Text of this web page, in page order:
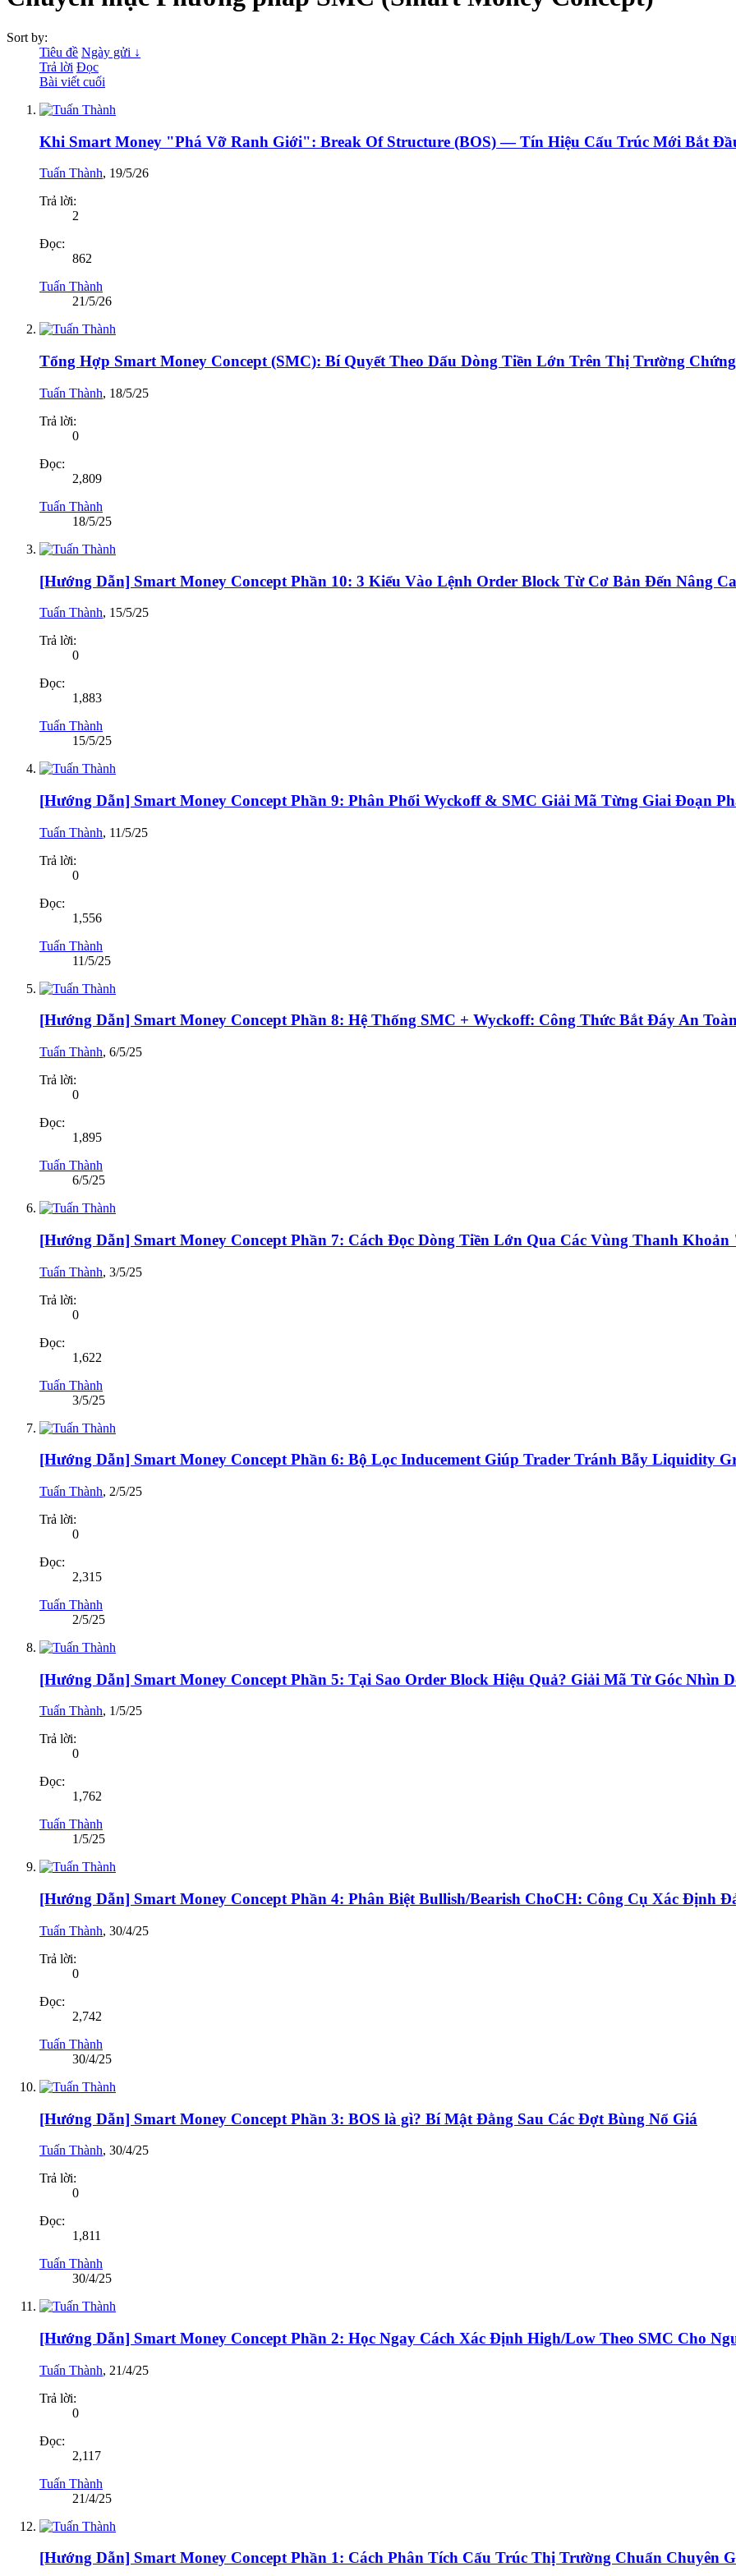
Sort by:
Tiêu đề Ngày gửi ↓
Trả lời Đọc
Bài viết cuối
Khi Smart Money "Phá Vỡ Ranh Giới": Break Of Structure (BOS) — Tín Hiệu Cấu Trúc Mới Bắt
Tuấn Thành, 19/5/26
Trả lời:
2
Đọc:
862
Tuấn Thành
21/5/26
Tổng Hợp Smart Money Concept (SMC): Bí Quyết Theo Dấu Dòng Tiền Lớn Trên Thị Trường
Tuấn Thành, 18/5/25
Trả lời:
0
Đọc:
2,809
Tuấn Thành
18/5/25
[Hướng Dẫn] Smart Money Concept Phần 10: 3 Kiểu Vào Lệnh Order Block Từ Cơ Bản Đến Nâng
Tuấn Thành, 15/5/25
Trả lời:
0
Đọc:
1,883
Tuấn Thành
15/5/25
[Hướng Dẫn] Smart Money Concept Phần 9: Phân Phối Wyckoff & SMC Giải Mã Từng Giai Đoạn
Tuấn Thành, 11/5/25
Trả lời:
0
Đọc:
1,556
Tuấn Thành
11/5/25
[Hướng Dẫn] Smart Money Concept Phần 8: Hệ Thống SMC + Wyckoff: Công Thức Bắt Đáy An
Tuấn Thành, 6/5/25
Trả lời:
0
Đọc:
1,895
Tuấn Thành
6/5/25
[Hướng Dẫn] Smart Money Concept Phần 7: Cách Đọc Dòng Tiền Lớn Qua Các Vùng Thanh
Tuấn Thành, 3/5/25
Trả lời:
0
Đọc:
1,622
Tuấn Thành
3/5/25
[Hướng Dẫn] Smart Money Concept Phần 6: Bộ Lọc Inducement Giúp Trader Tránh Bẫy Liquidity
Tuấn Thành, 2/5/25
Trả lời:
0
Đọc:
2,315
Tuấn Thành
2/5/25
[Hướng Dẫn] Smart Money Concept Phần 5: Tại Sao Order Block Hiệu Quả? Giải Mã Từ Góc Nhìn
Tuấn Thành, 1/5/25
Trả lời:
0
Đọc:
1,762
Tuấn Thành
1/5/25
[Hướng Dẫn] Smart Money Concept Phần 4: Phân Biệt Bullish/Bearish ChoCH: Công Cụ Xác Định
Tuấn Thành, 30/4/25
Trả lời:
0
Đọc:
2,742
Tuấn Thành
30/4/25
[Hướng Dẫn] Smart Money Concept Phần 3: BOS là gì? Bí Mật Đằng Sau Các Đợt Bùng Nổ Giá
Tuấn Thành, 30/4/25
Trả lời:
0
Đọc:
1,811
Tuấn Thành
30/4/25
[Hướng Dẫn] Smart Money Concept Phần 2: Học Ngay Cách Xác Định High/Low Theo SMC Cho
Tuấn Thành, 21/4/25
Trả lời:
0
Đọc:
2,117
Tuấn Thành
21/4/25
[Hướng Dẫn] Smart Money Concept Phần 1: Cách Phân Tích Cấu Trúc Thị Trường Chuẩn Chuyên